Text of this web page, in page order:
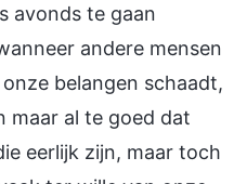
avonds te gaan
andere mensen
belangen schaadt,
maar al te goed dat
eerlijk zijn, maar toch